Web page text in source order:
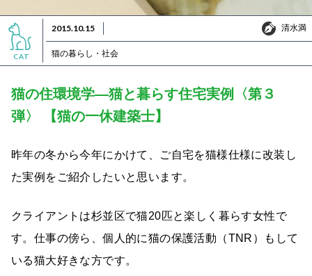
CAT
2015.10.15 清水満
清水満
猫の暮らし・社会
猫の住環境学―猫と暮らす住宅実例〈第３
弾〉 【猫の一休建築士】
昨年の冬から今年にかけて、ご自宅を猫様仕様に改装し
た実例をご紹介したいと思います。
クライアントは杉並区で猫20匹と楽しく暮らす女性で
す。仕事の傍ら、個人的に猫の保護活動（TNR）もして
いる猫大好きな方です。